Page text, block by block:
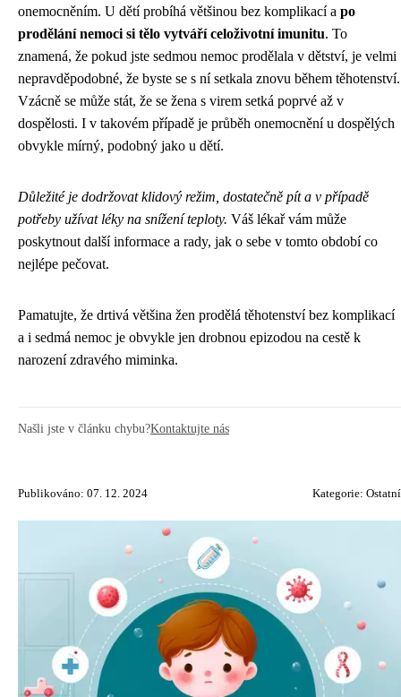
onemocněním. U dětí probíhá většinou bez komplikací a po
prodělání nemoci si tělo vytváří celoživotní imunitu. To
znamená, že pokud jste sedmou nemoc prodělala v dětství, je velmi
nepravděpodobné, že byste se s ní setkala znovu během těhotenství.
Vzácně se může stát, že se žena s virem setká poprvé až v
dospělosti. I v takovém případě je průběh onemocnění u dospělých
obvykle mírný, podobný jako u dětí.
Důležité je dodržovat klidový režim, dostatečně pít a v případě
potřeby užívat léky na snížení teploty. Váš lékař vám může
poskytnout další informace a rady, jak o sebe v tomto období co
nejlépe pečovat.
Pamatujte, že drtivá většina žen prodělá těhotenství bez komplikací
a i sedmá nemoc je obvykle jen drobnou epizodou na cestě k
narození zdravého miminka.
Našli jste v článku chybu?Kontaktujte nás
Publikováno: 07. 12. 2024 Kategorie: Ostatní